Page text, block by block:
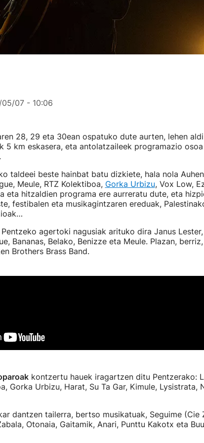
07 - 10:06
28, 29 eta 30ean ospatuko dute aurten, lehen
5 km eskasera, eta antolatzaileek programazio
taldeei beste hainbat batu dizkiete, hala nola
Meule, RTZ Kolektiboa, Gorka Urbizu, Vox Low,
eta hitzaldien programa ere aurreratu dute, eta
festibalen eta musikagintzaren ereduak,
agertoki nagusiak arituko dira Janus Lester,
Bananas, Belako, Benizze eta Meule. Plazan,
Brothers Brass Band.
kontzertu hauek iragartzen ditu Pentzerako:
Gorka Urbizu, Harat, Su Ta Gar, Kimule, Lysistrata,
dantzen tailerra, bertso musikatuak, Seguime (Cie
Otonaia, Gaitamik, Anari, Punttu Kakotx eta